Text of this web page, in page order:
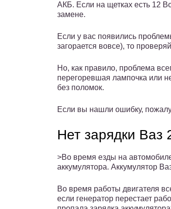
АКБ. Если на щетках есть 12
замене.
Если у вас появились
загорается вовсе), то
Но, как правило, проблема
перегоревшая лампочка или
без поломок.
Если вы нашли ошибку,
Нет зарядки Ваз
>Во время езды на
аккумулятора. Аккумулятор
Во время работы двигателя
если генератор перестает